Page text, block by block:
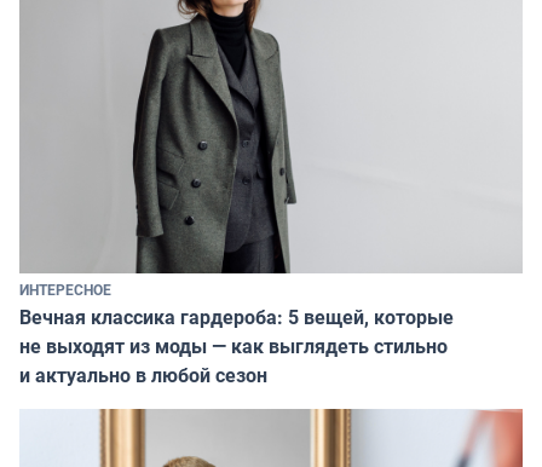
ИНТЕРЕСНОЕ
Вечная классика гардероба: 5 вещей, которые
не выходят из моды — как выглядеть стильно
и актуально в любой сезон